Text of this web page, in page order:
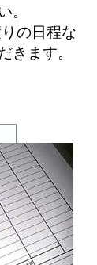
。
の日程な
きます。